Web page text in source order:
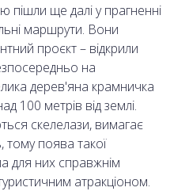
пішли ще далі у прагненні
маршрути. Вони
проєкт – відкрили
на
дерев'яна крамничка
100 метрів від землі.
скелелази, вимагає
тому поява такої
для них справжнім
атракціоном.